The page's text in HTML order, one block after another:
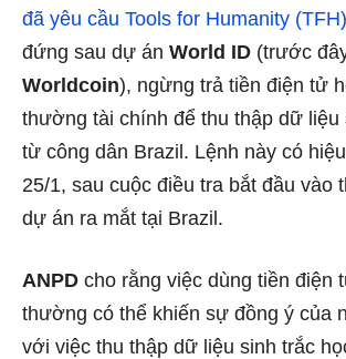
đã yêu cầu Tools for Humanity (TFH)
đứng sau dự án World ID (trước
Worldcoin), ngừng trả tiền điện tử
thường tài chính để thu thập dữ liệu
từ công dân Brazil. Lệnh này có
25/1, sau cuộc điều tra bắt đầu vào
dự án ra mắt tại Brazil.
ANPD cho rằng việc dùng tiền điện
thường có thể khiến sự đồng ý của
với việc thu thập dữ liệu sinh trắc